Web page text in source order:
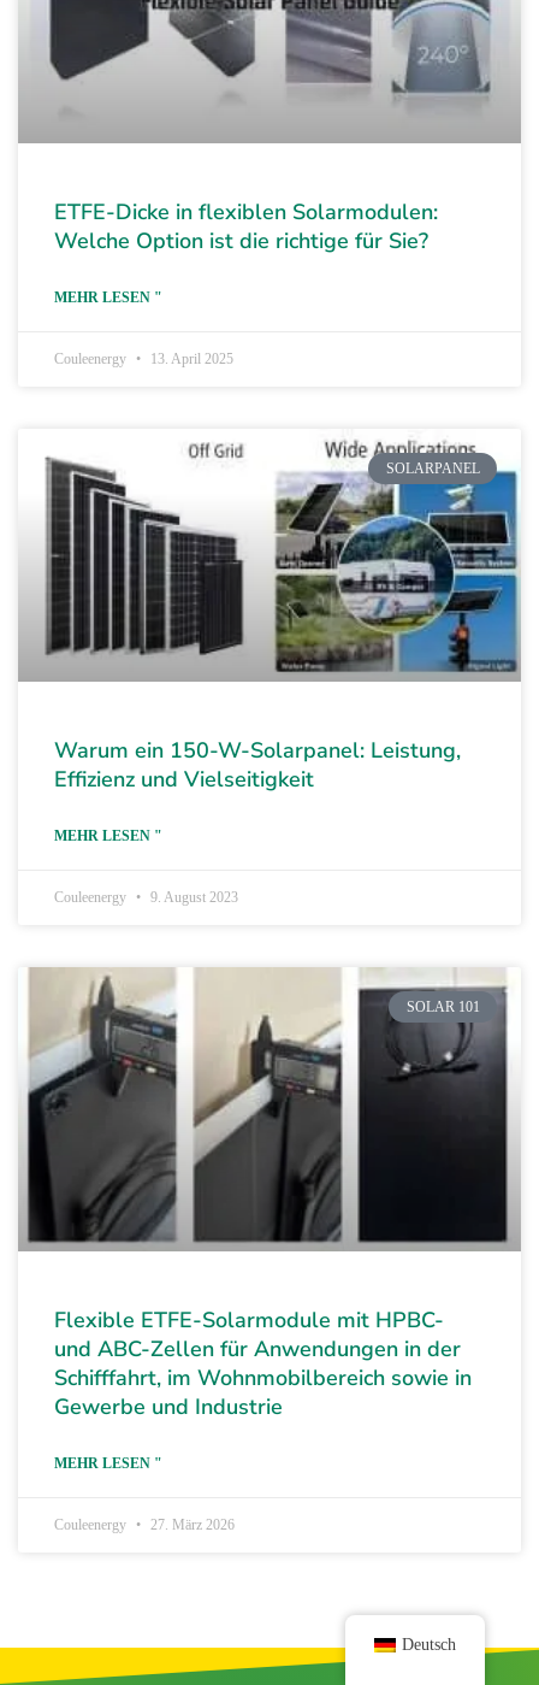
ETFE-Dicke in flexiblen Solarmodulen:
Welche Option ist die richtige für Sie?
MEHR LESEN "
Couleenergy 13. April 2025
SOLARPANEL
Warum ein 150-W-Solarpanel: Leistung,
Effizienz und Vielseitigkeit
MEHR LESEN "
Couleenergy 9. August 2023
SOLAR 101
Flexible ETFE-Solarmodule mit HPBC-
und ABC-Zellen für Anwendungen in der
Schifffahrt, im Wohnmobilbereich sowie in
Gewerbe und Industrie
MEHR LESEN "
Couleenergy 27. März 2026
Deutsch